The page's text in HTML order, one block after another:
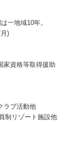
一地域10年。
)
家資格等取得援助
ラブ活動他
制リゾート施設他